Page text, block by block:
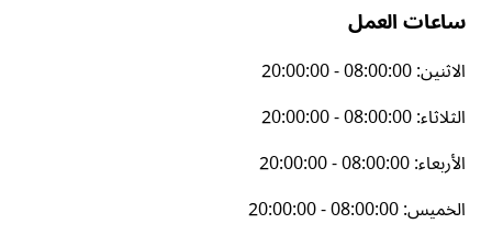
ساعات العمل
الاثنين:
20:00:00 - 08:00:00
الثلاثاء:
20:00:00 - 08:00:00
الأربعاء:
20:00:00 - 08:00:00
الخميس:
20:00:00 - 08:00:00